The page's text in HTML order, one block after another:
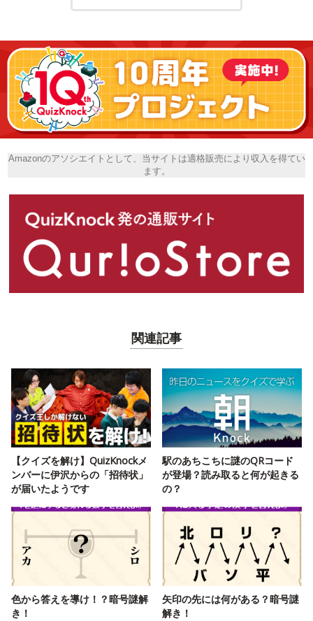
Amazonのアソシエイトとして、当サイトは適格販売により収入を得てい
ます。
関連記事
【クイズを解け】QuizKnockメ
ンバーに伊沢からの「招待状」
が届いたようです
駅のあちこちに謎のQRコード
が登場？読み取ると何が起きる
の？
色から答えを導け！？暗号謎解
き！
矢印の先には何がある？暗号謎
解き！